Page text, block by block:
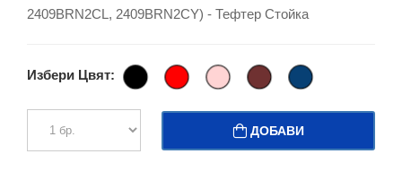
2409BRN2CL, 2409BRN2CY) - Тефтер Стойка
Избери Цвят:
ДОБАВИ